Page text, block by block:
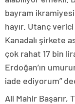
bayram
hayır. Utanç
Kanadalı şirkete
çok rahat 17 bin
Erdoğan’ın
iade ediyorum”
Ali Mahir Başarır,